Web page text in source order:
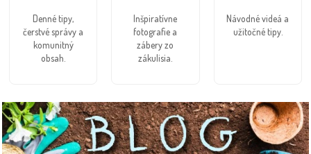
Denné tipy,
čerstvé správy a
komunitný
obsah.
Inšpiratívne
fotografie a
zábery zo
zákulisia.
Návodné videá a
užitočné tipy.